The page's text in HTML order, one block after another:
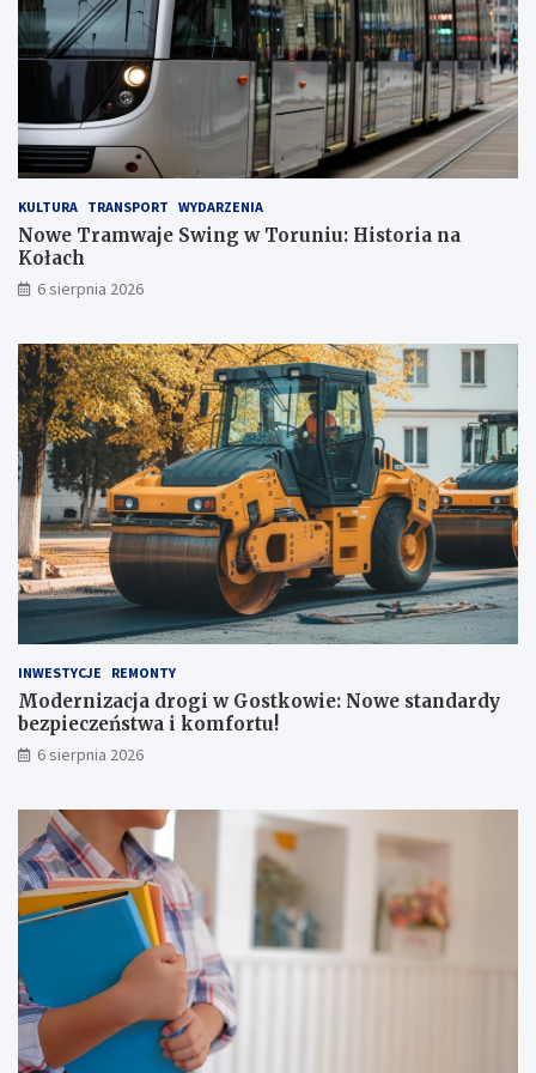
w
a
c
D
o
m
u
E
s
k
e
w
a
n
a
ł
a
c
h
KULTURA TRANSPORT WYDARZENIA
Nowe Tramwaje Swing w Toruniu: Historia na
Kołach
6 sierpnia 2026
INWESTYCJE REMONTY
Modernizacja drogi w Gostkowie: Nowe standardy
bezpieczeństwa i komfortu!
6 sierpnia 2026